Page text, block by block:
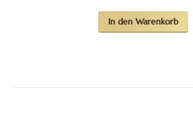
In den Warenkorb